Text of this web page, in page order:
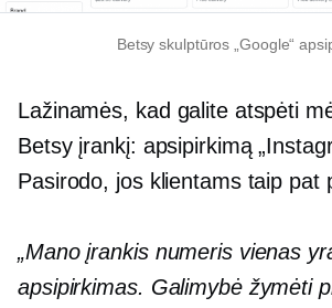
Betsy skulptūros „Google“
Lažinamės, kad galite atspėti
Betsy įrankį: apsipirkimą
Pasirodo, jos klientams taip pat
„Mano įrankis numeris vienas
apsipirkimas. Galimybė žymėti